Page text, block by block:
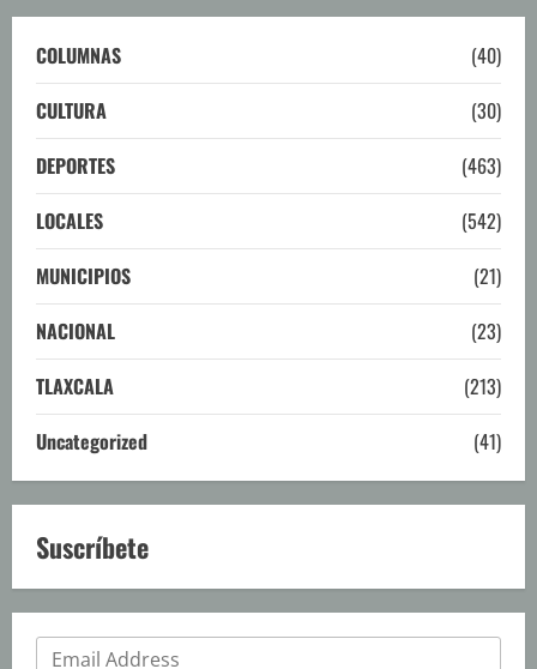
COLUMNAS
(40)
CULTURA
(30)
DEPORTES
(463)
LOCALES
(542)
MUNICIPIOS
(21)
NACIONAL
(23)
TLAXCALA
(213)
Uncategorized
(41)
Suscríbete